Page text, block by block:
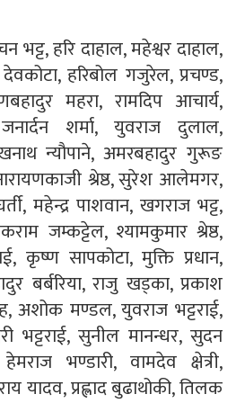
भट्ट, हरि दाहाल, महेश्वर दाहाल,
हरिबोल गजुरेल, प्रचण्ड,
महरा, रामदिप आचार्य,
शर्मा, युवराज दुलाल,
न्यौपाने, अमरबहादुर गुरूङ
श्रेष्ठ, सुरेश आलेमगर,
महेन्द्र पाशवान, खगराज भट्ट,
जम्कट्टेल, श्यामकुमार श्रेष्ठ,
कृष्ण सापकोटा, मुक्ति प्रधान,
बर्बरिया, राजु खड्का, प्रकाश
अशोक मण्डल, युवराज भट्टराई,
भट्टराई, सुनील मानन्धर, सुदन
भण्डारी, वामदेव क्षेत्री,
यादव, प्रह्लाद बुढाथोकी, तिलक